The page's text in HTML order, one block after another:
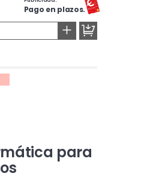
Pago en plazos.
+
para